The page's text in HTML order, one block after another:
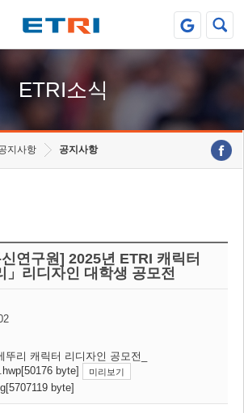
ETRI소식
지사항 공지사항
연구원] 2025년 ETRI 캐릭터
」리디자인 대학생 공모전
뚜리 캐릭터 리디자인 공모전_
byte]
미리보기
byte]